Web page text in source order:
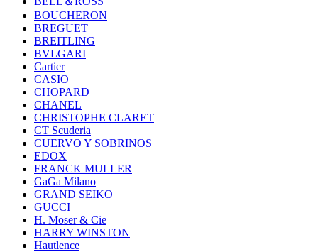
BOUCHERON
BREGUET
BREITLING
BVLGARI
Cartier
CASIO
CHOPARD
CHANEL
CHRISTOPHE CLARET
CT Scuderia
CUERVO Y SOBRINOS
EDOX
FRANCK MULLER
GaGa Milano
GRAND SEIKO
GUCCI
H. Moser & Cie
HARRY WINSTON
Hautlence